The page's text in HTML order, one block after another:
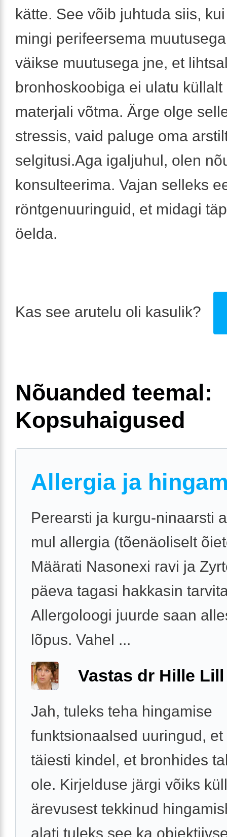
kätte. See võib juhtuda siis,
mingi perifeersema
väikse muutusega jne, et
bronhoskoobiga ei ulatu
materjali võtma. Ärge olge
stressis, vaid paluge oma
selgitusi.Aga igaljuhul, olen
konsulteerima. Vajan selleks
röntgenuuringuid, et midagi
öelda.
Kas see arutelu oli kasulik?
Nõuanded teemal:
Kopsuhaigused
Allergia ja
Perearsti ja kurgu-ninaarsti
mul allergia (tõenäoliselt
Määrati Nasonexi ravi ja
päeva tagasi hakkasin
Allergoloogi juurde saan
lõpus. Vahel ...
Vastas dr Hille Lill
Jah, tuleks teha hingamise
funktsionaalsed uuringud, et
täiesti kindel, et bronhides
ole. Kirjelduse järgi võiks
ärevusest tekkinud
alati tuleks see ka